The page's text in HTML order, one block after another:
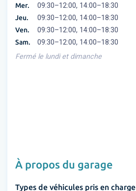
Mer. 09:30–12:00, 14:00–18:30
Jeu. 09:30–12:00, 14:00–18:30
Ven. 09:30–12:00, 14:00–18:30
Sam.
09:30–12:00, 14:00–18:30
Fermé le lundi et dimanche
À propos du garage
Types de véhicules pris en charge